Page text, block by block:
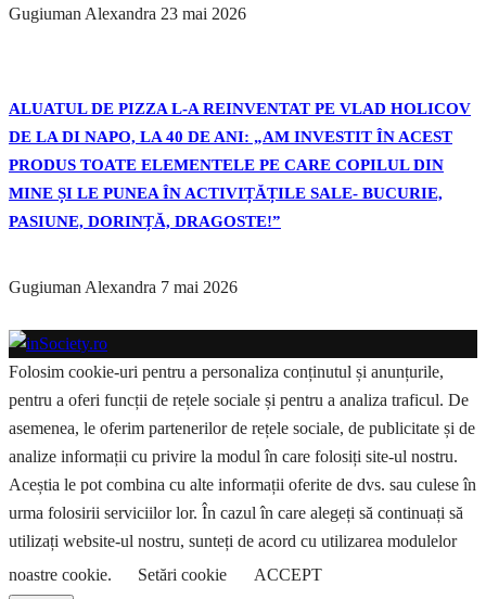
Gugiuman Alexandra 23 mai 2026
ALUATUL DE PIZZA L-A REINVENTAT PE VLAD HOLICOV
DE LA DI NAPO, LA 40 DE ANI: „AM INVESTIT ÎN ACEST
PRODUS TOATE ELEMENTELE PE CARE COPILUL DIN
MINE ȘI LE PUNEA ÎN ACTIVIȚĂȚILE SALE- BUCURIE,
PASIUNE, DORINȚĂ, DRAGOSTE!”
Gugiuman Alexandra 7 mai 2026
Folosim cookie-uri pentru a personaliza conținutul și anunțurile,
pentru a oferi funcții de rețele sociale și pentru a analiza traficul. De
asemenea, le oferim partenerilor de rețele sociale, de publicitate și de
analize informații cu privire la modul în care folosiți site-ul nostru.
Aceștia le pot combina cu alte informații oferite de dvs. sau culese în
urma folosirii serviciilor lor. În cazul în care alegeți să continuați să
utilizați website-ul nostru, sunteți de acord cu utilizarea modulelor
noastre cookie.
Setări cookie ACCEPT